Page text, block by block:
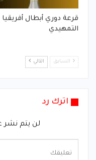
قرعة دوري أبطال أفريقيا
التمهيدي
السابق التالي
اترك رد
لن يتم نشر